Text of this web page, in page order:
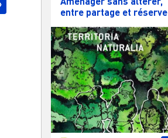
entre partage et réserve